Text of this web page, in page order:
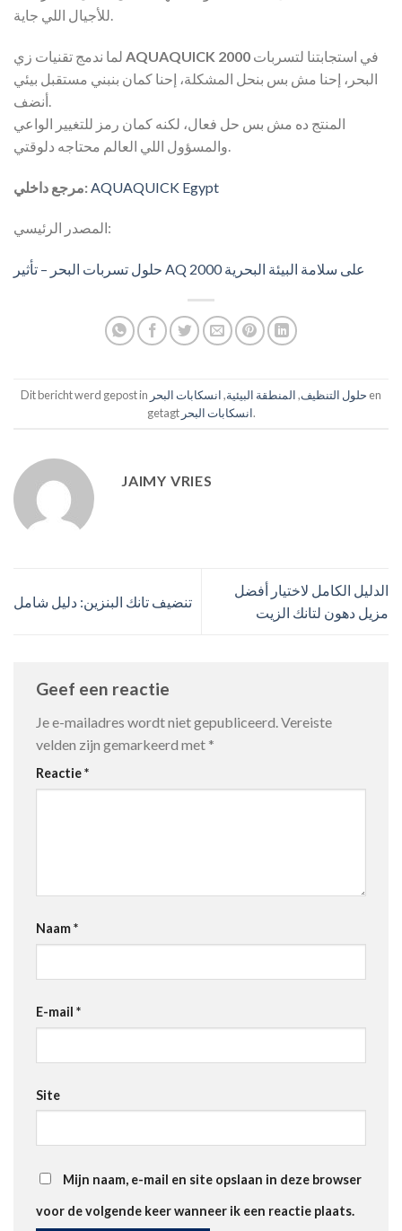
للأجيال اللي جاية.
AQUAQUICK 2000
البحر، إحنا مش بس بنحل المشكلة، إحنا كمان بنبني مستقبل بيئي
المنتج ده مش بس حل فعال، لكنه كمان رمز للتغيير الواعي
مرجع داخلي: AQUAQUICK Egypt
المصدر الرئيسي:
حلول تسربات البحر – تأثير AQ 2000 على سلامة البيئة البحرية
Dit bericht werd gepost in حلول التنظيف,المنطقة البيئية,انسكابات البحر
en
getagt انسكابات البحر.
JAIMY VRIES
تنضيف تانك البنزين: دليل شامل
الدليل الكامل لاختيار أفضل
مزيل دهون لتانك الزيت
Geef een reactie
Je e-mailadres wordt niet gepubliceerd.Vereiste
velden zijn gemarkeerd met *
Reactie*
Naam*
E-mail *
Site
Mijn naam, e-mail en site opslaan in deze browser
voor de volgende keer wanneer ik een reactie plaats.